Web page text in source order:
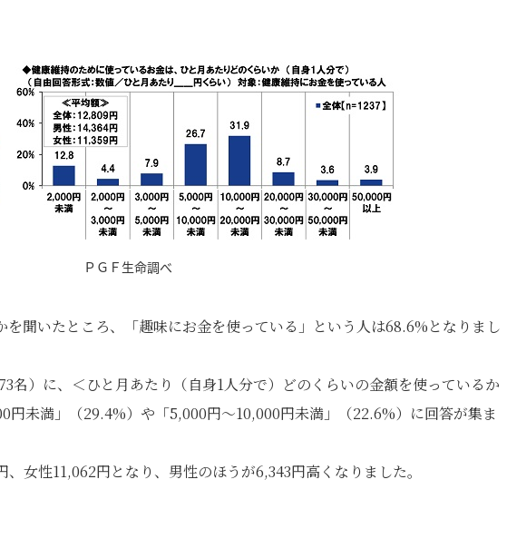
ＰＧＦ生命調べ
聞いたところ、「趣味にお金を使っている」という人は68.6%となりまし
名）に、＜ひと月あたり（自身1人分で）どのくらいの金額を使っているか
円未満」（29.4%）や「5,000円～10,000円未満」（22.6%）に回答が集ま
女性11,062円となり、男性のほうが6,343円高くなりました。